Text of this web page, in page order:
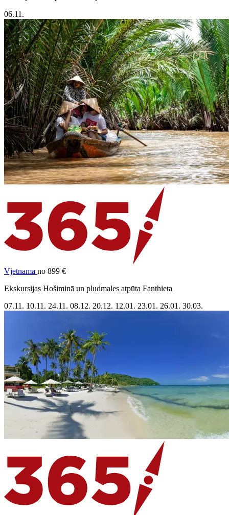
06.11.
Vjetnama no 899 €
Ekskursijas Hošiminā un pludmales atpūta Fanthieta
07.11. 10.11. 24.11. 08.12. 20.12. 12.01. 23.01. 26.01. 30.03.